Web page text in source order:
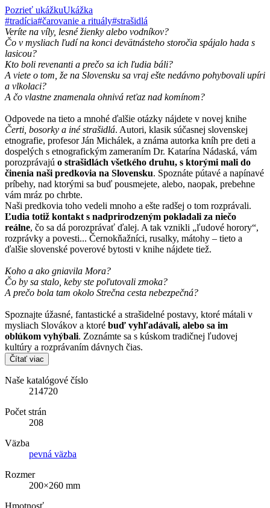
Pozrieť ukážkuUkážka
#tradícia#čarovanie a rituály#strašidlá
Veríte na víly, lesné žienky alebo vodníkov?
Čo v mysliach ľudí na konci devätnásteho storočia spájalo hada s
lasicou?
Kto boli revenanti a prečo sa ich ľudia báli?
A viete o tom, že na Slovensku sa vraj ešte nedávno pohybovali upíri
a vlkolaci?
A čo vlastne znamenala ohnivá reťaz nad komínom?
Odpovede na tieto a mnohé ďalšie otázky nájdete v novej knihe
Čerti, bosorky a iné strašidlá. Autori, klasik súčasnej slovenskej
etnografie, profesor Ján Michálek, a známa autorka kníh pre deti a
dospelých s etnografickým zameraním Dr. Katarína Nádaská, vám
porozprávajú o strašidlách všetkého druhu, s ktorými mali do
činenia naši predkovia na Slovensku. Spoznáte pútavé a napínavé
príbehy, nad ktorými sa buď pousmejete, alebo, naopak, prebehne
vám mráz po chrbte.
Naši predkovia toho vedeli mnoho a ešte radšej o tom rozprávali.
Ľudia totiž kontakt s nadprirodzeným pokladali za niečo
reálne, čo sa dá porozprávať ďalej. A tak vznikli „ľudové horory“,
rozprávky a povesti... Černokňažníci, rusalky, mátohy – tieto a
ďalšie slovenské poverové bytosti v knihe nájdete tiež.
Koho a ako gniavila Mora?
Čo by sa stalo, keby ste poľutovali zmoka?
A prečo bola tam okolo Strečna cesta nebezpečná?
Spoznajte úžasné, fantastické a strašidelné postavy, ktoré mátali v
mysliach Slovákov a ktoré buď vyhľadávali, alebo sa im
oblúkom vyhýbali. Zoznámte sa s kúskom tradičnej ľudovej
kultúry a rozprávaním dávnych čias.
Čítať viac
Naše katalógové číslo
214720
Počet strán
208
Väzba
pevná väzba
Rozmer
200×260 mm
Hmotnosť